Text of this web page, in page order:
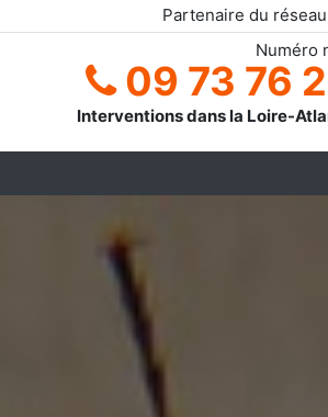
Partenaire du réseau
Numéro
09 73 76
Interventions dans la Loire-